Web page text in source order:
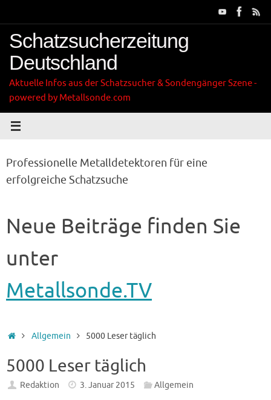
Inhalt
springen
Schatzsucherzeitung
Deutschland
Aktuelle Infos aus der Schatzsucher & Sondengänger Szene -
powered by Metallsonde.com
Professionelle Metalldetektoren für eine
erfolgreiche Schatzsuche
Neue Beiträge finden Sie
unter
Metallsonde.TV
Startseite
Allgemein 5000 Leser täglich
5000 Leser täglich
Redaktion 3. Januar 2015 Allgemein